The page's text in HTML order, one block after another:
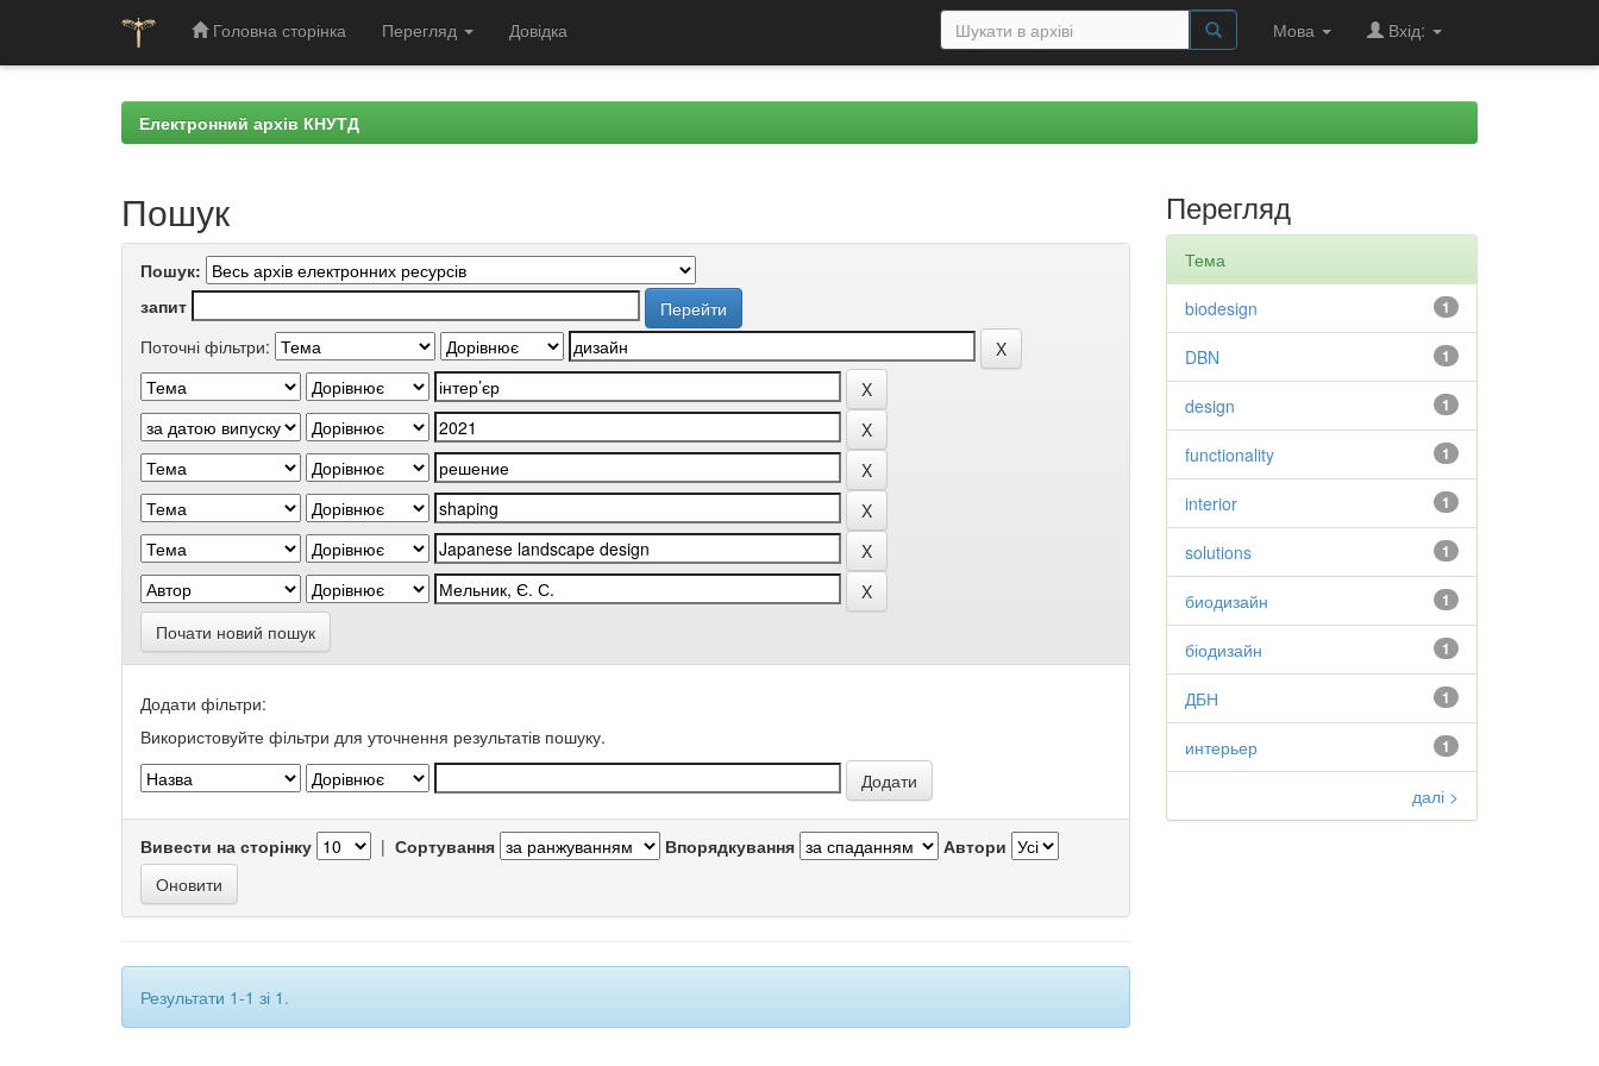
Головна сторінка Перегляд Довідка Мова Вхід:
Електронний архів КНУТД
Пошук
Пошук:
запит
Поточні фільтри:
Почати новий пошук
Додати фільтри:
Використовуйте фільтри для уточнення результатів пошуку.
Вивести на сторінку | Сортування Впорядкування Автори
Результати 1-1 зі 1.
Перегляд
Тема
1
biodesign
1
DBN
1
design
1
functionality
1
interior
1
solutions
1
биодизайн
1
біодизайн
1
ДБН
1
интерьер
далі >